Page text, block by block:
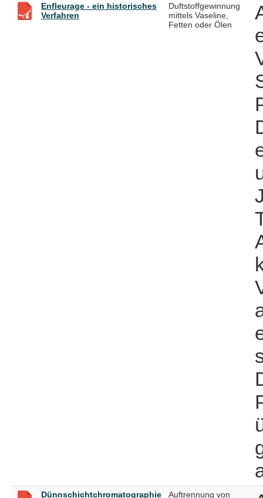
Enfleurage - ein historisches
Verfahren
Duftstoffgewinnung
mittels Vaseline,
Fetten oder Ölen
Dünnschichtchromatographie Auftrennung von